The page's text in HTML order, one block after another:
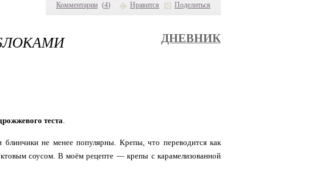
Комментарии (4) Нравится Поделиться
ДНЕВНИК
теста.
не менее популярны. Крепы, что переводится как
соусом. В моём рецепте — крепы с карамелизованной